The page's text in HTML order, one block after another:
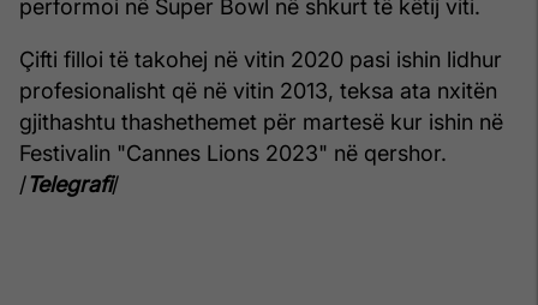
performoi në Super Bowl në shkurt të këtij viti.
Çifti filloi të takohej në vitin 2020 pasi ishin lidhur
profesionalisht që në vitin 2013, teksa ata nxitën
gjithashtu thashethemet për martesë kur ishin në
Festivalin "Cannes Lions 2023" në qershor.
/Telegrafi/